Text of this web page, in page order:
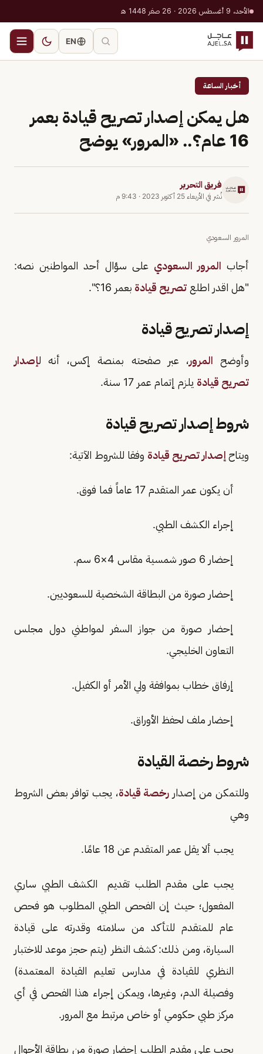
الأحد، 9 أغسطس 2026 · 26 صفر 1448 هـ
EN
أخبار الساعة
هل يمكن إصدار تصريح قيادة بعمر
16 عام؟.. «المرور» يوضح
فريق التحرير
نُشر في الأربعاء 25 أكتوبر 2023 · 9:43 م
المرور السعودي
أجاب المرور السعودي على سؤال أحد المواطنين نصه:
"هل اقدر اطلع تصريح قيادة بعمر 16؟".
إصدار تصريح قيادة
وأوضح المرور، عبر صفحته بمنصة إكس، أنه لإصدار
تصريح قيادة يلزم إتمام عمر 17 سنة.
شروط إصدار تصريح قيادة
ويتاح إصدار تصريح قيادة وفقا للشروط الآتية:
أن يكون عمر المتقدم 17 عاماً فما فوق.
إجراء الكشف الطبي.
إحضار 6 صور شمسية مقاس 4×6 سم.
إحضار صورة من البطاقة الشخصية للسعوديين.
إحضار صورة من جواز السفر لمواطني دول مجلس
التعاون الخليجي.
إرفاق خطاب بموافقة ولي الأمر أو الكفيل.
إحضار ملف لحفظ الأوراق.
شروط رخصة القيادة
وللتمكن من إصدار رخصة قيادة، يجب توافر بعض الشروط
وهي
يجب ألا يقل عمر المتقدم عن 18 عامًا.
يجب على مقدم الطلب تقديم الكشف الطبي ساري
المفعول؛ حيث إن الفحص الطبي المطلوب هو فحص
عام للمتقدم للتأكد من سلامته وقدرته على قيادة
السيارة، ومن ذلك: كشف النظر (يتم حجز موعد للاختبار
النظري للقيادة في مدارس تعليم القيادة المعتمدة)
وفصيلة الدم، وغيرها، ويمكن إجراء هذا الفحص في أي
مركز طبي حكومي أو خاص مرتبط مع المرور.
يجب على مقدم الطلب إحضار صورة من بطاقة الأحوال